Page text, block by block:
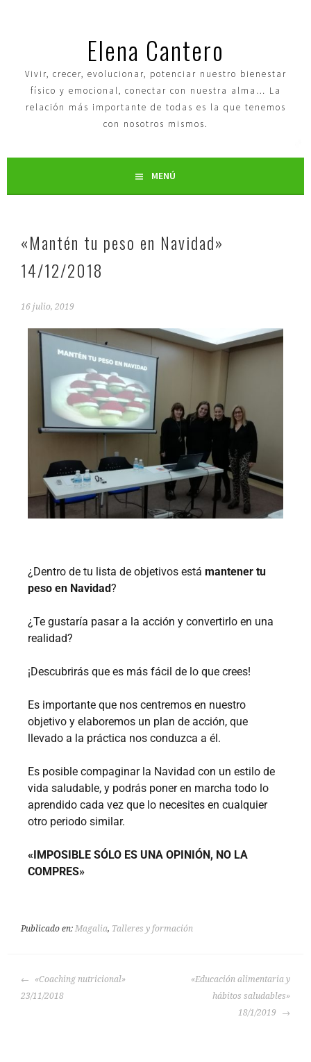
Elena Cantero
Vivir, crecer, evolucionar, potenciar nuestro bienestar
físico y emocional, conectar con nuestra alma… La
relación más importante de todas es la que tenemos
con nosotros mismos.
MENÚ
«Mantén tu peso en Navidad»
14/12/2018
16 julio, 2019
¿Dentro de tu lista de objetivos estámantener tu
peso en Navidad?
¿Te gustaría pasar a la acción y convertirlo en una
realidad?
¡Descubrirás que es más fácil de lo que crees!
Es importante que nos centremos en nuestro
objetivo y elaboremos un plan de acción, que
llevado a la práctica nos conduzca a él.
Es posible compaginar la Navidad con un estilo de
vida saludable, y podrás poner en marcha todo lo
aprendido cada vez que lo necesites en cualquier
otro periodo similar.
«IMPOSIBLE SÓLO ES UNA OPINIÓN, NO LA
COMPRES»
Publicado en: Magalia, Talleres y formación
«Coaching nutricional»
23/11/2018
«Educación alimentaria y
hábitos saludables»
18/1/2019